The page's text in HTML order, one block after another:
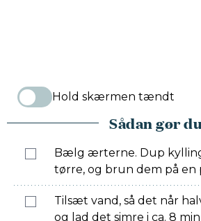
Hold skærmen tændt
Sådan gør
Bælg ærterne. Dup
tørre, og brun dem på en
Tilsæt vand, så det når
og lad det simre i ca. 8